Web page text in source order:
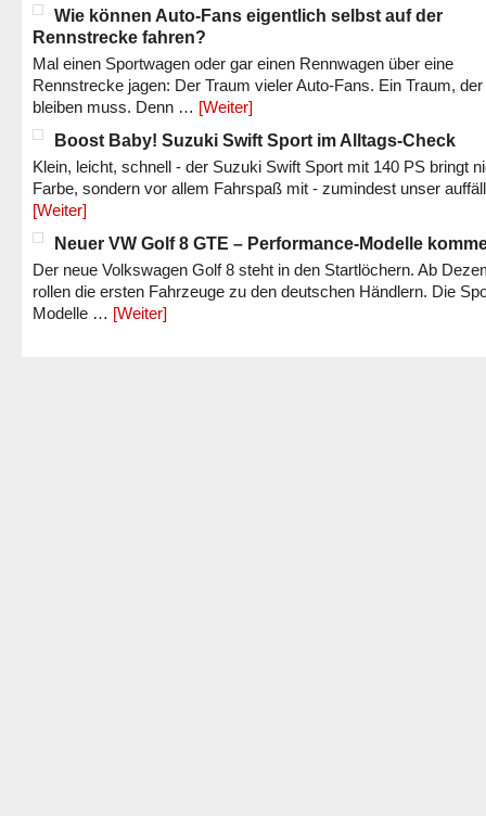
Wie können Auto-Fans eigentlich selbst auf der
Rennstrecke fahren?
Mal einen Sportwagen oder gar einen Rennwagen über eine
Rennstrecke jagen: Der Traum vieler Auto-Fans. Ein Traum,
bleiben muss. Denn … [Weiter]
Boost Baby! Suzuki Swift Sport im Alltags-Check
Klein, leicht, schnell - der Suzuki Swift Sport mit 140 PS bringt
Farbe, sondern vor allem Fahrspaß mit - zumindest unser
[Weiter]
Neuer VW Golf 8 GTE – Performance-Modelle
Der neue Volkswagen Golf 8 steht in den Startlöchern. Ab
rollen die ersten Fahrzeuge zu den deutschen Händlern. Die
Modelle … [Weiter]